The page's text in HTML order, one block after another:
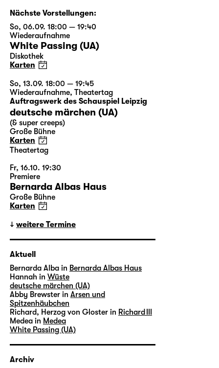
Nächste Vorstellungen:
So, 06.09. 18:00 — 19:40
Wiederaufnahme
White Passing (UA)
Diskothek
Karten
So, 13.09. 18:00 — 19:45
Wiederaufnahme, Theatertag
Auftragswerk des Schauspiel Leipzig
deutsche märchen (UA)
(& super creeps)
Große Bühne
Karten
Theatertag
Fr, 16.10. 19:30
Premiere
Bernarda Albas Haus
Große Bühne
Karten
weitere Termine
Aktuell
Bernarda Alba in Bernarda Albas Haus
Hannah in Wüste
deutsche märchen (UA)
Abby Brewster in Arsen und
Spitzenhäubchen
Richard, Herzog von Gloster in Richard III
Medea in Medea
White Passing (UA)
Archiv